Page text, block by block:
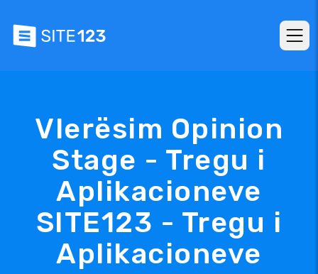
Vlerësim Opinion
Stage - Tregu i
Aplikacioneve
SITE123 - Tregu i
Aplikacioneve